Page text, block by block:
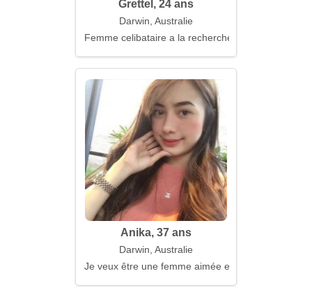
Grettel, 24 ans
Darwin, Australie
Femme celibataire a la recherche d'un mari
Anika, 37 ans
Darwin, Australie
Je veux être une femme aimée et appréciée